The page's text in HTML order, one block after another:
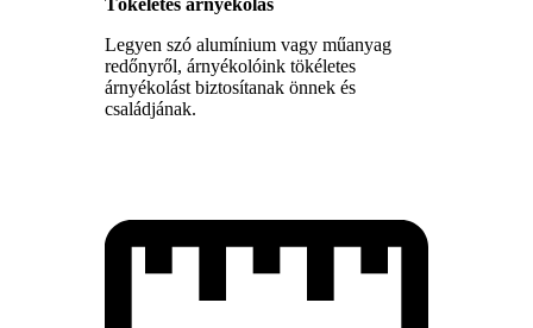
Tökéletes árnyékolás
Legyen szó alumínium vagy műanyag
redőnyről, árnyékolóink tökéletes
árnyékolást biztosítanak önnek és
családjának.